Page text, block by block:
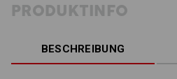
PRODUKTINFO
BESCHREIBUNG